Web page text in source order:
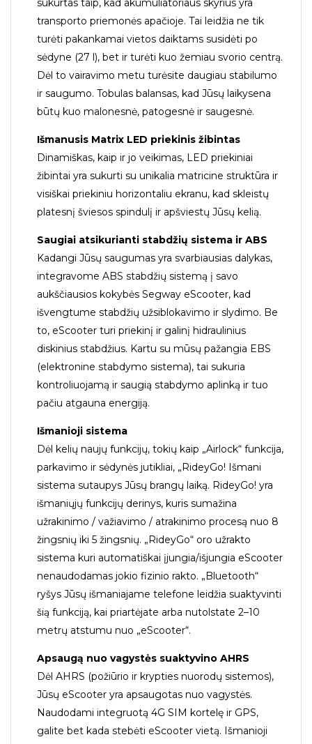
sukurtas taip, kad akumuliatoriaus skyrius yra
transporto priemonės apačioje. Tai leidžia ne tik
turėti pakankamai vietos daiktams susidėti po
sėdyne (27 l), bet ir turėti kuo žemiau svorio centrą.
Dėl to vairavimo metu turėsite daugiau stabilumo
ir saugumo. Tobulas balansas, kad Jūsų laikysena
būtų kuo malonesnė, patogesnė ir saugesnė.
Išmanusis Matrix LED priekinis žibintas
Dinamiškas, kaip ir jo veikimas, LED priekiniai
žibintai yra sukurti su unikalia matricine struktūra ir
visiškai priekiniu horizontaliu ekranu, kad skleistų
platesnį šviesos spindulį ir apšviestų Jūsų kelią.
Saugiai atsikurianti stabdžių sistema ir ABS
Kadangi Jūsų saugumas yra svarbiausias dalykas,
integravome ABS stabdžių sistemą į savo
aukščiausios kokybės Segway eScooter, kad
išvengtume stabdžių užsiblokavimo ir slydimo. Be
to, eScooter turi priekinį ir galinį hidraulinius
diskinius stabdžius. Kartu su mūsų pažangia EBS
(elektronine stabdymo sistema), tai sukuria
kontroliuojamą ir saugią stabdymo aplinką ir tuo
pačiu atgauna energiją.
Išmanioji sistema
Dėl kelių naujų funkcijų, tokių kaip „Airlock“ funkcija,
parkavimo ir sėdynės jutikliai, „RideyGo! Išmani
sistema sutaupys Jūsų brangų laiką. RideyGo! yra
išmaniųjų funkcijų derinys, kuris sumažina
užrakinimo / važiavimo / atrakinimo procesą nuo 8
žingsnių iki 5 žingsnių. „RideyGo“ oro užrakto
sistema kuri automatiškai įjungia/išjungia eScooter
nenaudodamas jokio fizinio rakto. „Bluetooth“
ryšys Jūsų išmaniajame telefone leidžia suaktyvinti
šią funkciją, kai priartėjate arba nutolstate 2–10
metrų atstumu nuo „eScooter“.
Apsaugą nuo vagystės suaktyvino AHRS
Dėl AHRS (požiūrio ir krypties nuorodų sistemos),
Jūsų eScooter yra apsaugotas nuo vagystės.
Naudodami integruotą 4G SIM kortelę ir GPS,
galite bet kada stebėti eScooter vietą. Išmanioji